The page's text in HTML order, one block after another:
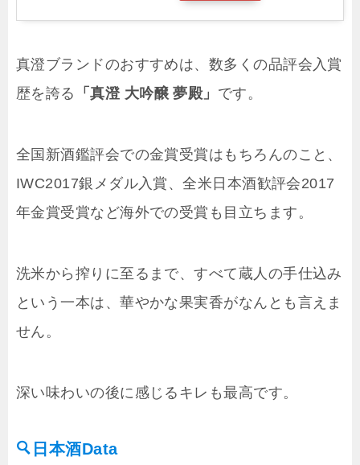
真澄ブランドのおすすめは、数多くの品評会入賞
歴を誇る
「真澄 大吟醸 夢殿」 です。
全国新酒鑑評会での金賞受賞はもちろんのこと、
IWC2017銀メダル入賞、全米日本酒歓評会2017
年金賞受賞など海外での受賞も目立ちます。
洗米から搾りに至るまで、すべて蔵人の手仕込み
という一本は、華やかな果実香がなんとも言えま
せん。
深い味わいの後に感じるキレも最高です。
日本酒Data